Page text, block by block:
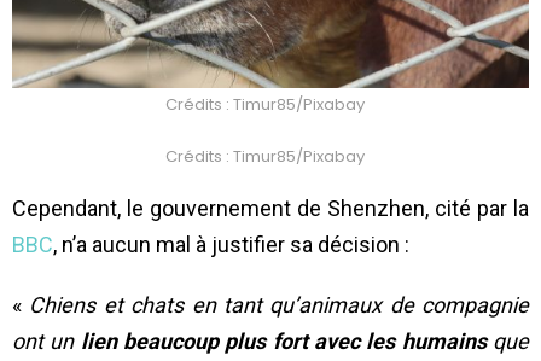
Crédits : Timur85/Pixabay
Crédits : Timur85/Pixabay
Cependant, le gouvernement de Shenzhen, cité par la
BBC, n’a aucun mal à justifier sa décision :
« Chiens et chats en tant qu’animaux de compagnie
ont un lien beaucoup plus fort avec les humainsque